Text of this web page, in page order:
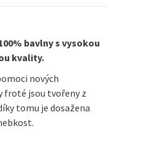
bavlny s vysokou
kvality.
nových
froté jsou tvořeny z
tomu je dosažena